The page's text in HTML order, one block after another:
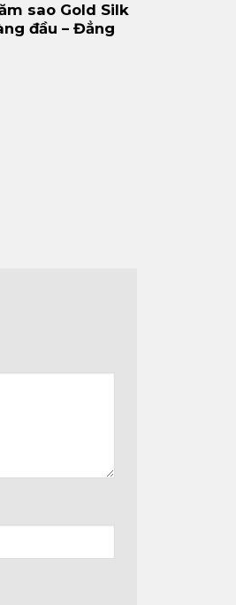
sao Gold Silk
đầu – Đẳng